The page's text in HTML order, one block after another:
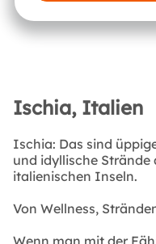
Ischia, Italien
Ischia: Das sind
und idyllische Strände
italienischen Inseln.
Von Wellness,
Wenn man mit der